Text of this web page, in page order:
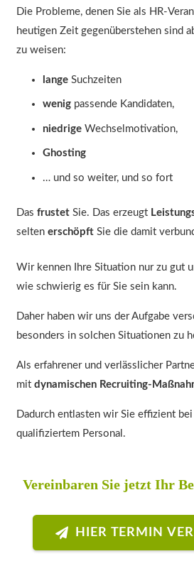
Die Probleme, denen Sie als HR-
heutigen Zeit gegenüberstehen sind
zu weisen:
lange Suchzeiten
wenig passende Kandidaten,
niedrige Wechselmotivation,
Ghosting
… und so weiter, und so fort
Das frustetSie. Das erzeugt
selten erschöpftSie die damit
Wir kennen Ihre Situation nur zu gut
wie schwierig es für Sie sein kann.
Daher haben wir uns der Aufgabe
besonders in solchen Situationen zu
Als erfahrener und verlässlicher
mit dynamischen Recruiting-
Dadurch entlasten wir Sie effizient bei
qualifiziertem Personal.
Vereinbaren Sie jetzt Ihr
HIER TERMIN